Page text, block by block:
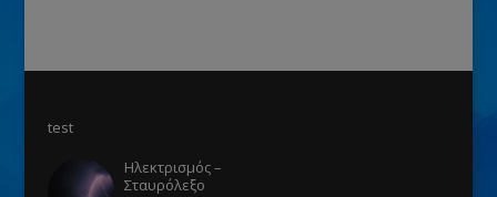
test
Ηλεκτρισμός –
Σταυρόλεξο